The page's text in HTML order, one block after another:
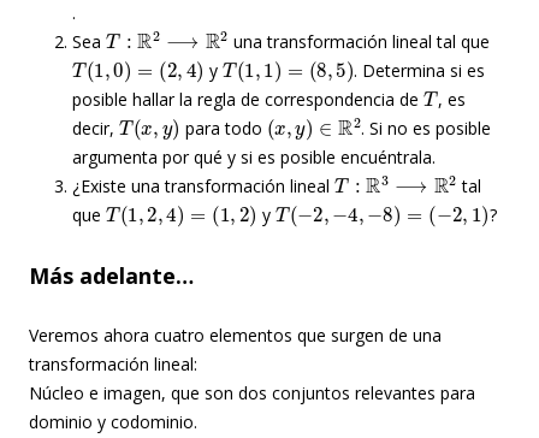
.
Sea
T: 2⟶
una transformación lineal tal que
T(1 ,0)=(2 4)
y
T(1,1)=(8,5)
. Determina si es
posible hallar la regla de correspondencia de
T
, es
decir,
T(x,y)
para todo
(x,y)∈R2
. Si no es posible
argumenta por qué y si es posible encuéntrala.
¿Existe una transformación lineal
T:R3⟶R2
tal
que
T(1,2, 4)=(1,2)
y
T(−2,−4 − 8)=( 2 1)
?
Más adelante…
Veremos ahora cuatro elementos que surgen de una
transformación lineal:
Núcleo e imagen, que son dos conjuntos relevantes para
dominio y codominio.